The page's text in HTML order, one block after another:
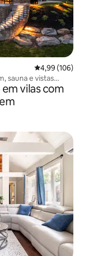
4,99 de uma
4,99 (106)
sauna e vistas
vilas com